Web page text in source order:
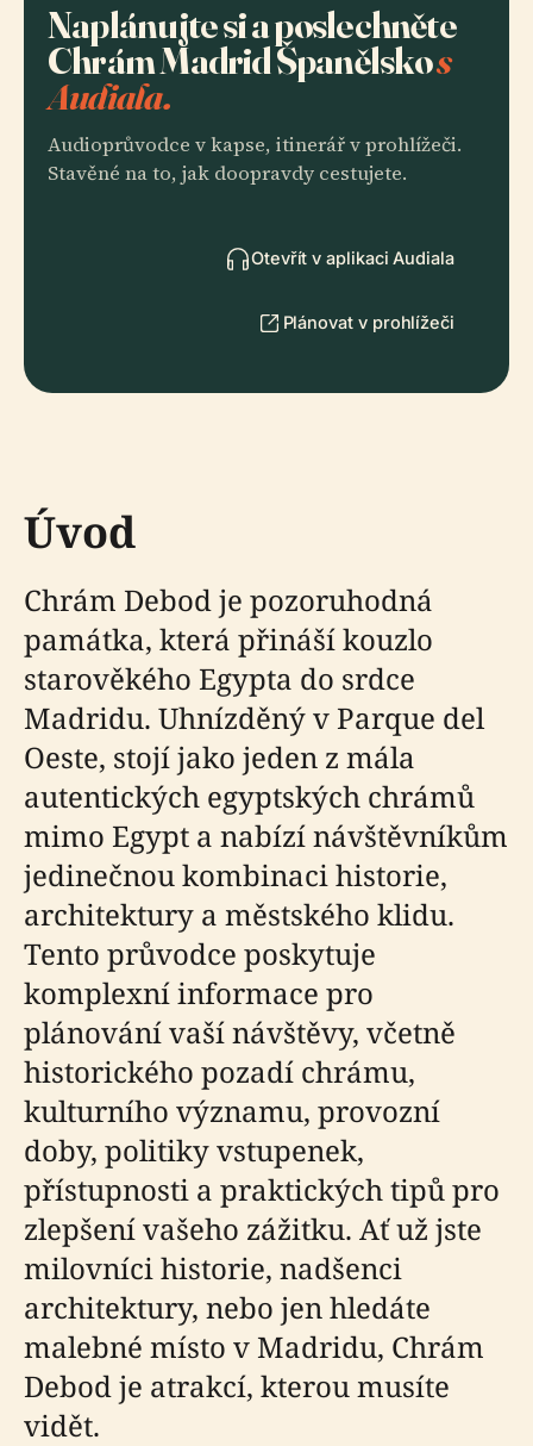
Naplánujte si a poslechněte
Chrám Madrid Španělskos
Audiala.
Audioprůvodce v kapse, itinerář v prohlížeči.
Stavěné na to, jak doopravdy cestujete.
Otevřít v aplikaci Audiala
Plánovat v prohlížeči
Úvod
Chrám Debod je pozoruhodná
památka, která přináší kouzlo
starověkého Egypta do srdce
Madridu. Uhnízděný v Parque del
Oeste, stojí jako jeden z mála
autentických egyptských chrámů
mimo Egypt a nabízí návštěvníkům
jedinečnou kombinaci historie,
architektury a městského klidu.
Tento průvodce poskytuje
komplexní informace pro
plánování vaší návštěvy, včetně
historického pozadí chrámu,
kulturního významu, provozní
doby, politiky vstupenek,
přístupnosti a praktických tipů pro
zlepšení vašeho zážitku. Ať už jste
milovníci historie, nadšenci
architektury, nebo jen hledáte
malebné místo v Madridu, Chrám
Debod je atrakcí, kterou musíte
vidět.